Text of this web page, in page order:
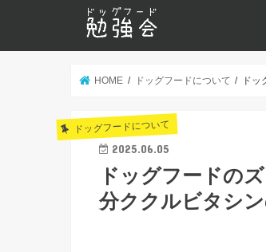
HOME ドッグフードについて ドッ
ドッグフードについて
2025.06.05
ドッグフードの
分ククルビタシ